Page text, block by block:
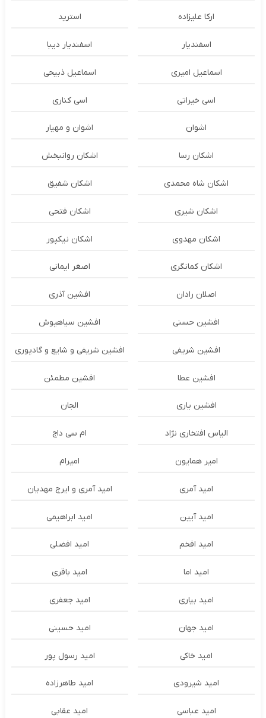
ارکا علیزاده استرید
اسفندیار اسفندیار دیبا
اسماعیل امیری اسماعیل ذبیحی
اسی خیراتی اسی کناری
اشوان اشوان و مهیار
اشکان رسا اشکان روانبخش
اشکان شاه محمدی اشکان شفیق
اشکان شیری اشکان فتحی
اشکان مهدوی اشکان نیکپور
اشکان‌ کمانگری اصغر ایمانی
اصلان رادان افشین آذری
افشین حسنی افشین سیاهپوش
افشین شریفی افشین شریفی و شایع و گادپوری
افشین عطا افشین مطمئن
افشین یاری الجان
الیاس افتخاری نژاد ام سی داج
امير همايون اميرام
امید آمری امید آمری و ایرج مهدیان
امید آیین امید ابراهیمی
امید افخم امید افضلی
امید اما امید باقری
امید بیاری امید جعفری
امید جهان امید حسینی
امید خاکی امید رسول پور
امید شیرودی امید طاهرزاده
امید عباسی امید عقابی